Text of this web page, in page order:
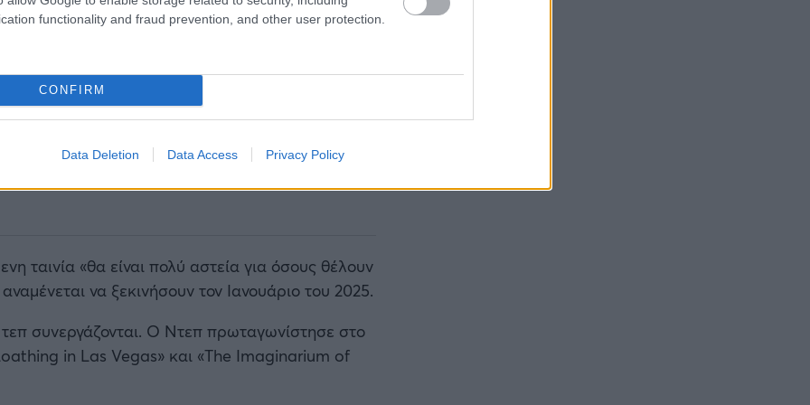
functionality and fraud prevention, and other user protection.
CONFIRM
Data Deletion Data Access Privacy Policy
ταινία «θα είναι πολύ αστεία για όσους θέλουν
να ξεκινήσουν τον Ιανουάριο του 2025.
συνεργάζονται. Ο Ντεπ πρωταγωνίστησε στο
in Las Vegas» και «The Imaginarium of